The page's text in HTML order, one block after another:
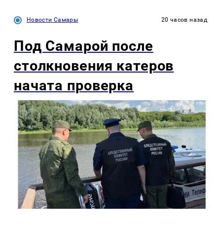
Новости Самары 20 часов назад
Под Самарой после
столкновения катеров
начата проверка